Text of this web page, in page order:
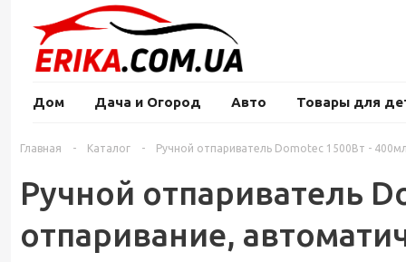
Дом Дача и Огород Авто Товары для
Главная - Каталог - Ручной отпариватель Domotec 1500Вт -
Ручной отпариватель
отпаривание,